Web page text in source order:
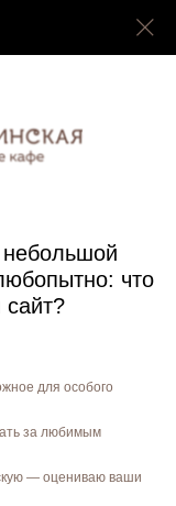
что
для особого
за любимым
— оцениваю ваши